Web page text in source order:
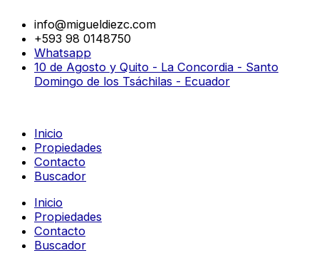
contenido
info@migueldiezc.com
+593 98 0148750
Whatsapp
10 de Agosto y Quito - La Concordia - Santo
Domingo de los Tsáchilas - Ecuador
Inicio
Propiedades
Contacto
Buscador
Inicio
Propiedades
Contacto
Buscador